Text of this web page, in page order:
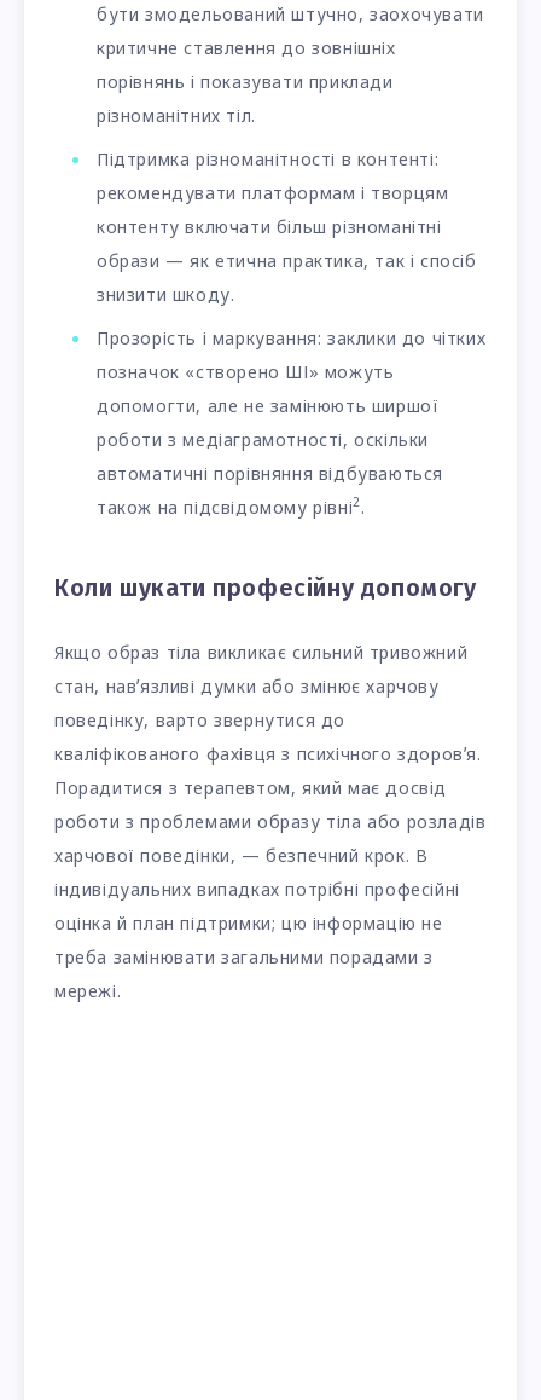
бути змодельований штучно, заохочувати
критичне ставлення до зовнішніх
порівнянь і показувати приклади
різноманітних тіл.
Підтримка різноманітності в контенті:
рекомендувати платформам і творцям
контенту включати більш різноманітні
образи — як етична практика, так і спосіб
знизити шкоду.
Прозорість і маркування: заклики до чітких
позначок «створено ШІ» можуть
допомогти, але не замінюють ширшої
роботи з медіаграмотності, оскільки
автоматичні порівняння відбуваються
також на підсвідомому рівні2.
Коли шукати професійну допомогу
Якщо образ тіла викликає сильний тривожний
стан, навʼязливі думки або змінює харчову
поведінку, варто звернутися до
кваліфікованого фахівця з психічного здоровʼя.
Порадитися з терапевтом, який має досвід
роботи з проблемами образу тіла або розладів
харчової поведінки, — безпечний крок. В
індивідуальних випадках потрібні професійні
оцінка й план підтримки; цю інформацію не
треба замінювати загальними порадами з
мережі.